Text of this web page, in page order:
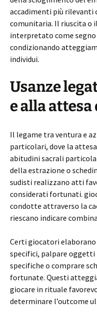
accadimenti più rilevanti
comunitaria. Il riuscita o
interpretato come
condizionando
individui.
Usanze
e alla
Il legame tra ventura e
particolari, dove la
abitudini sacrali
della estrazione o
sudisti realizzano atti
considerati fortunati.
condotte attraverso la
riescano indicare
Certi giocatori
specifici, palpare
specifiche o comprare
fortunate. Questi
giocare in rituale
determinare l’outcome